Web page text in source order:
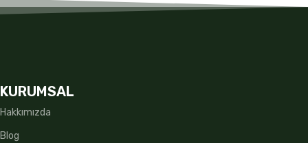
KURUMSAL
Hakkımızda
Blog